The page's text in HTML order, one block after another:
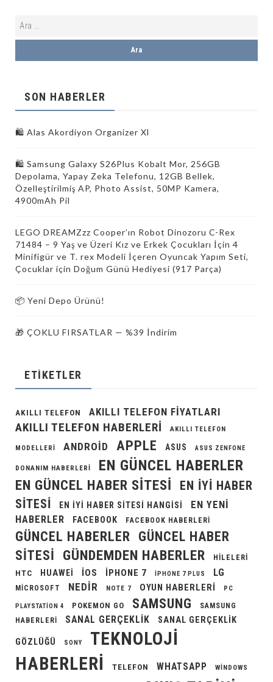
SON HABERLER
🛍️ Alas Akordiyon Organizer Xl
🛍 Samsung Galaxy S26Plus Kobalt Mor, 256GB
Depolama, Yapay Zeka Telefonu, 12GB Bellek,
Özelleştirilmiş AP, Photo Assist, 50MP Kamera,
4900mAh Pil
LEGO DREAMZzz Cooper’ın Robot Dinozoru C-Rex
71484 – 9 Yaş ve Üzeri Kız ve Erkek Çocukları İçin 4
Minifigür ve T. rex Modeli İçeren Oyuncak Yapım Seti,
Çocuklar için Doğum Günü Hediyesi (917 Parça)
📦 Yeni Depo Ürünü!
🎁 ÇOKLU FIRSATLAR — %39 İndirim
ETIKETLER
AKILLI TELEFON AKILLI TELEFON FIYATLARI
AKILLI TELEFON HABERLERI AKILLI TELEFON
MODELLERI ANDROID APPLE ASUS ASUS ZENFONE
DONANIM HABERLERI EN GÜNCEL HABERLER
EN GÜNCEL HABER SITESI
EN IYI HABER
SITESI
EN IYI HABER SITESI HANGISI
EN YENI
HABERLER
FACEBOOK FACEBOOK HABERLERI
GÜNCEL HABERLER
GÜNCEL HABER
SITESI
GÜNDEMDEN HABERLER
HILELERI
HTC
HUAWEI IOS IPHONE 7 IPHONE 7 PLUS LG
MICROSOFT NEDIR NOTE 7 OYUN HABERLERI PC
PLAYSTATION 4 POKEMON GO SAMSUNG
SAMSUNG
HABERLERI
SANAL GERÇEKLIK SANAL GERÇEKLIK
GÖZLÜĞÜ SONY
TEKNOLOJI
HABERLERI
TELEFON WHATSAPP WINDOWS